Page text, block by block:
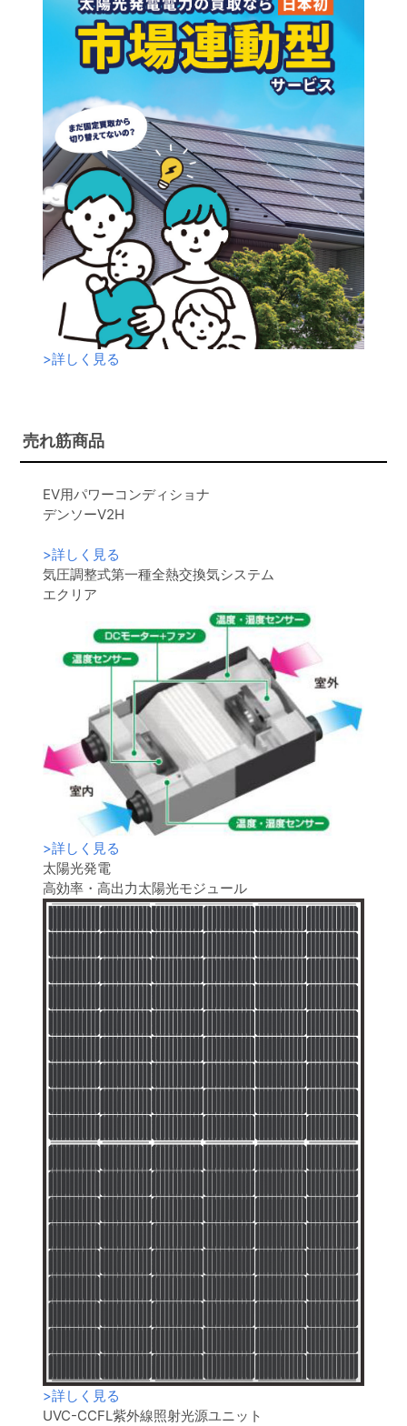
>詳しく見る
売れ筋商品
EV用パワーコンディショナ
デンソーV2H
>詳しく見る
気圧調整式第一種全熱交換気システム
エクリア
>詳しく見る
太陽光発電
高効率・高出力太陽光モジュール
>詳しく見る
UVC-CCFL紫外線照射光源ユニット